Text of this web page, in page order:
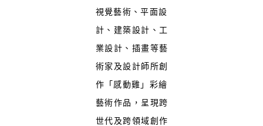
視覺藝術、平面設
計、建築設計、工
業設計、插畫等藝
術家及設計師所創
作「 感動雞」彩繪
藝術作品，呈現跨
世代及跨領域創作